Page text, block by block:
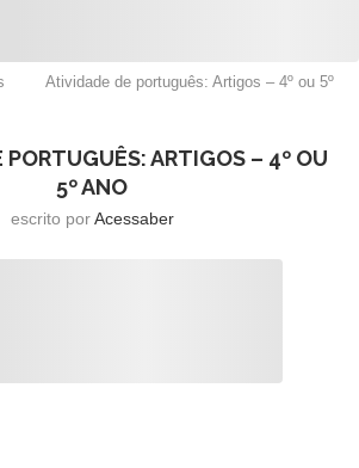
Atividade de português: Artigos – 4º ou 5º
ARTIGOS – 4º OU
5º ANO
escrito porAcessaber